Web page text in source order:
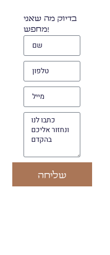
בדיוק מה שאני
מחפש!
שליחה